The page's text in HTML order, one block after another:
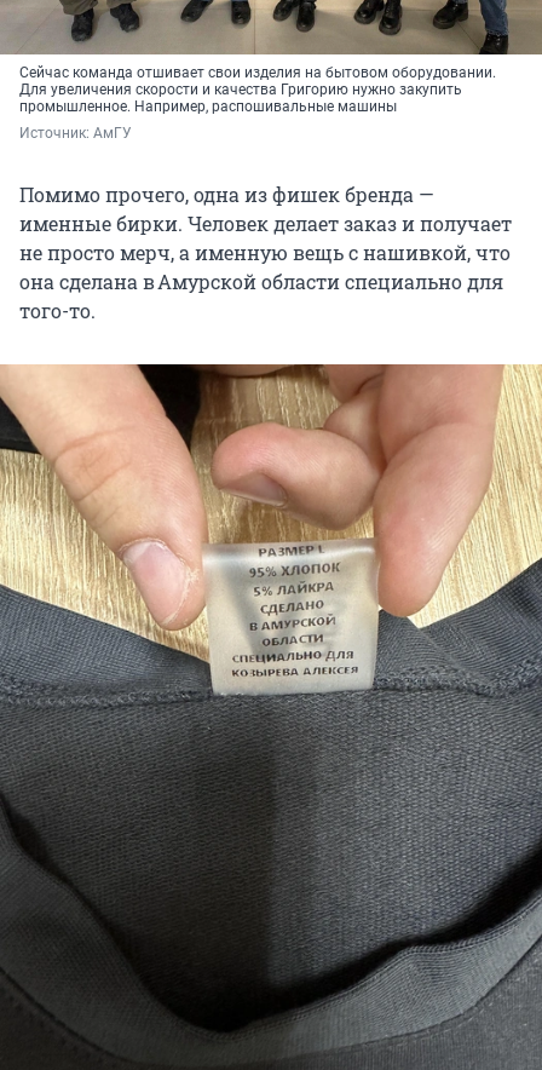
Сейчас команда отшивает свои изделия на бытовом оборудовании.
Для увеличения скорости и качества Григорию нужно закупить
промышленное. Например, распошивальные машины
Источник: АмГУ
Помимо прочего, одна из фишек бренда —
именные бирки. Человек делает заказ и получает
не просто мерч, а именную вещь с нашивкой, что
она сделана в Амурской области специально для
того-то.